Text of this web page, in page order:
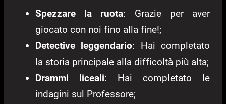
Spezzare la ruota: Grazie per aver
giocato con noi fino alla fine!;
Detective leggendario: Hai completato
la storia principale alla difficoltà più alta;
Drammi liceali: Hai completato le
indagini sul Professore;